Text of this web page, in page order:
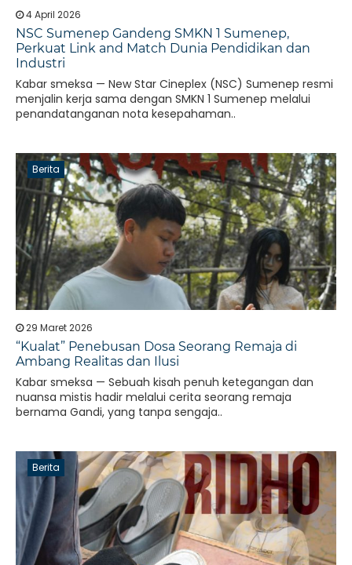
4 April 2026
NSC Sumenep Gandeng SMKN 1 Sumenep,
Perkuat Link and Match Dunia Pendidikan dan
Industri
Kabar smeksa — New Star Cineplex (NSC) Sumenep resmi
menjalin kerja sama dengan SMKN 1 Sumenep melalui
penandatanganan nota kesepahaman..
Berita
29 Maret 2026
“Kualat” Penebusan Dosa Seorang Remaja di
Ambang Realitas dan Ilusi
Kabar smeksa — Sebuah kisah penuh ketegangan dan
nuansa mistis hadir melalui cerita seorang remaja
bernama Gandi, yang tanpa sengaja..
Berita